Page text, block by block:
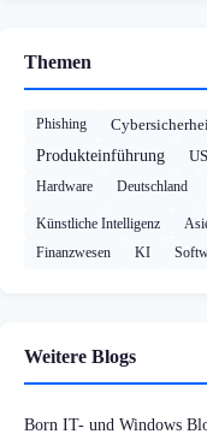
Themen
Phishing
Produkteinführung
Hardware Deutschland
Künstliche Intelligenz
Finanzwesen
KI
Weitere Blogs
Born IT- und Windows